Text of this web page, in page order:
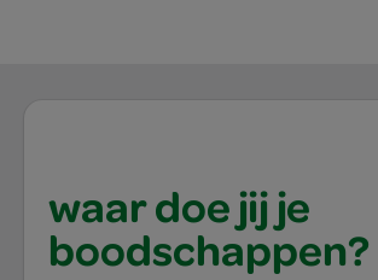
waar doe jij je
boodschappen?